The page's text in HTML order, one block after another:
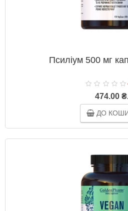
Псиліум 500 мг
474.00
ДО